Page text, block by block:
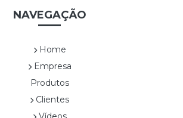
DE NYLON
COM ALÇAS
FLOR1
FLOR 2
FLOR3
FLOR4
NAVEGAÇÃO
Home
Empresa
Produtos
Clientes